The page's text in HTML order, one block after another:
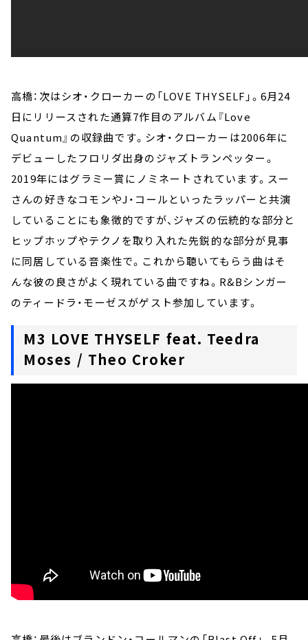
高橋：次はシオ・クローカーの「LOVE THYSELF」。6月24
日にリリースされた通算7作目のアルバム『Love
Quantum』の収録曲です。シオ・クローカーは2006年に
デビューしたフロリダ出身のジャズトランペッター。
2019年にはグラミー賞にノミネートされています。スー
さんの好きなコモンやJ・コールといったラッパーと共演
していることにも象徴的ですが、ジャズの伝統的な部分と
ヒップホップやテクノを取り入れた先鋭的な部分が見事
に同居している音楽性で。これから聴いてもらう曲はそ
んな彼の良さがよく現れている曲ですね。R&Bシンガー
のティードラ・モーゼスがゲスト参加しています。
M3 LOVE THYSELF feat. Teedra
Moses / Theo Croker